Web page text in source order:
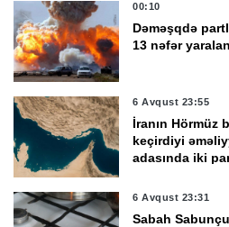
00:10
Dəməşqdə
13 nəfər
6 Avqust 23:55
İranın Hörmüz
keçirdiyi
adasında iki
6 Avqust 23:31
Sabah